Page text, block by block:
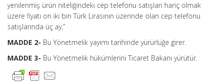
yenilenmiş ürün niteliğindeki cep telefonu satışları hariç olmak
üzere fiyatı on iki bin Türk Lirasının üzerinde olan cep telefonu
satışlarında üç ay,”
MADDE 2- Bu Yönetmelik yayımı tarihinde yürürlüğe girer.
MADDE 3- Bu Yönetmelik hükümlerini Ticaret Bakanı yürütür.